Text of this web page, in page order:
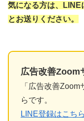
気になる方は、LINE
とお送りください。
広告改善Zoom
「広告改善
らです。
LINE登録はこちら